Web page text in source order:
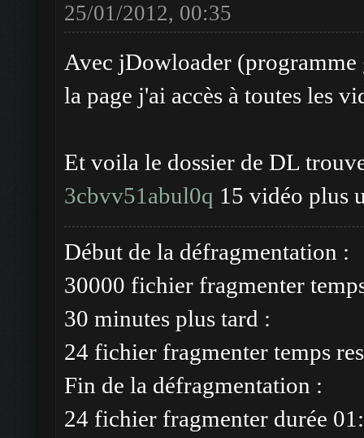
25/01/2012, 00:35
Avec jDowloader
la page j'ai accès à toutes les
Et voila le dossier de DL
3cbvv51abul0q 15 vidéo plus
Début de la défragmentation :
30000 fichier fragmenter
30 minutes plus tard :
24 fichier fragmenter temps
Fin de la défragmentation :
24 fichier fragmenter durée